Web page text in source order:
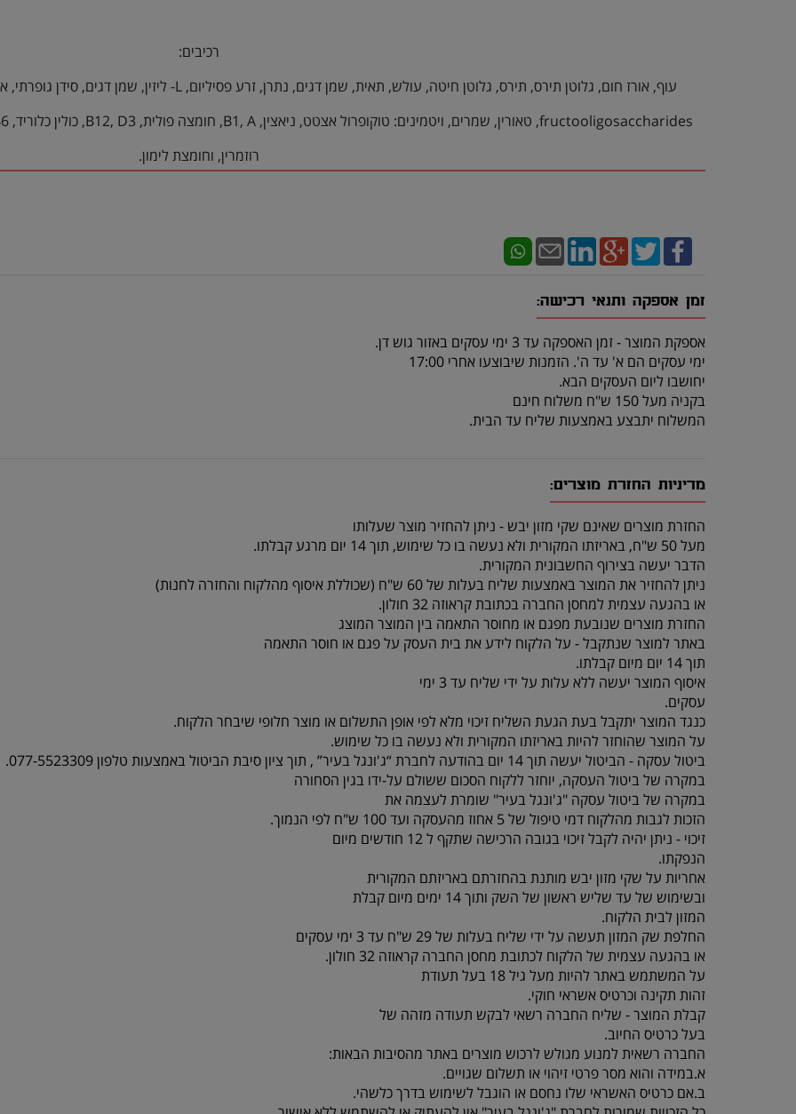
רכיבים:
רוזמרין, וחומצת לימון.
זמן אספקה ותנאי רכישה:
אספקת המוצר - זמן האספקה עד 3 ימי עסקים באזור גוש דן.
ימי עסקים הם א' עד ה'. הזמנות שיבוצעו אחרי 17:00
יחושבו ליום העסקים הבא.
בקניה מעל 150 ש"ח משלוח חינם
המשלוח יתבצע באמצעות שליח עד הבית.
מדיניות החזרת מוצרים:
החזרת מוצרים שאינם שקי מזון יבש - ניתן להחזיר מוצר שעלותו
מעל 50 ש"ח, באריזתו המקורית ולא נעשה בו כל שימוש, תוך 14 יום מרגע קבלתו.
הדבר יעשה בצירוף החשבונית המקורית.
ניתן להחזיר את המוצר באמצעות שליח בעלות של 60 ש"ח (שכוללת איסוף מהלקוח והחזרה לחנות)
או בהגעה עצמית למחסן החברה בכתובת קראוזה 32 חולון.
החזרת מוצרים שנובעת מפגם או מחוסר התאמה בין המוצר המוצג
באתר למוצר שנתקבל - על הלקוח לידע את בית העסק על פגם או חוסר התאמה
תוך 14 יום מיום קבלתו.
איסוף המוצר יעשה ללא עלות על ידי שליח עד 3 ימי
עסקים.
כנגד המוצר יתקבל בעת הגעת השליח זיכוי מלא לפי אופן התשלום או מוצר חלופי שיבחר הלקוח.
על המוצר שהוחזר להיות באריזתו המקורית ולא נעשה בו כל שימוש.
ביטול עסקה - הביטול יעשה תוך 14 יום בהודעה לחברת “ג'ונגל בעיר” , תוך ציון סיבת הביטול באמצעות טלפון 077-5523309.
במקרה של ביטול העסקה, יוחזר ללקוח הסכום ששולם על-ידו בגין הסחורה
במקרה של ביטול עסקה "ג'ונגל בעיר" שומרת לעצמה את
הזכות לגבות מהלקוח דמי טיפול של 5 אחוז מהעסקה ועד 100 ש"ח לפי הנמוך.
זיכוי - ניתן יהיה לקבל זיכוי בגובה הרכישה שתקף ל 12 חודשים מיום
הנפקתו.
אחריות על שקי מזון יבש מותנת בהחזרתם באריזתם המקורית
ובשימוש של עד שליש ראשון של השק ותוך 14 ימים מיום קבלת
המזון לבית הלקוח.
החלפת שק המזון תעשה על ידי שליח בעלות של 29 ש"ח עד 3 ימי עסקים
או בהגעה עצמית של הלקוח לכתובת מחסן החברה קראוזה 32 חולון.
על המשתמש באתר להיות מעל גיל 18 בעל תעודת
זהות תקינה וכרטיס אשראי חוקי.
קבלת המוצר - שליח החברה רשאי לבקש תעודה מזהה של
בעל כרטיס החיוב.
החברה רשאית למנוע מגולש לרכוש מוצרים באתר מהסיבות הבאות:
א.במידה והוא מסר פרטי זיהוי או תשלום שגויים.
ב.אם כרטיס האשראי שלו נחסם או הוגבל לשימוש בדרך כלשהי.